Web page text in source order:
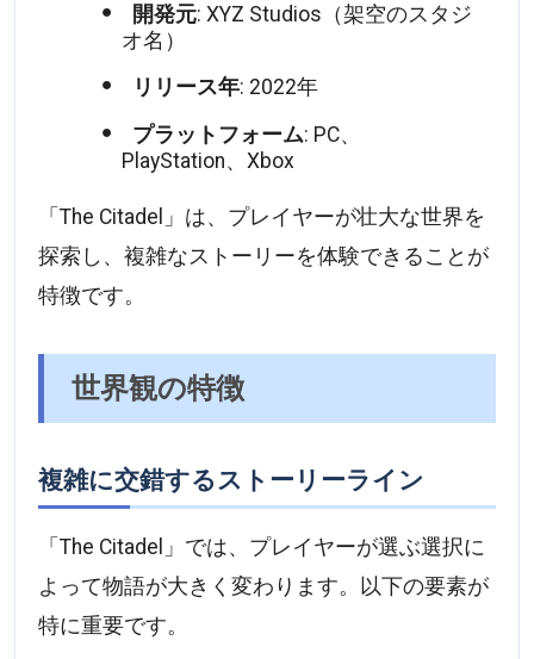
開発元: XYZ Studios（架空のスタジ
オ名）
リリース年: 2022年
プラットフォーム: PC、
PlayStation、Xbox
「The Citadel」は、プレイヤーが壮大な世界を
探索し、複雑なストーリーを体験できることが
特徴です。
世界観の特徴
複雑に交錯するストーリーライン
「The Citadel」では、プレイヤーが選ぶ選択に
よって物語が大きく変わります。以下の要素が
特に重要です。